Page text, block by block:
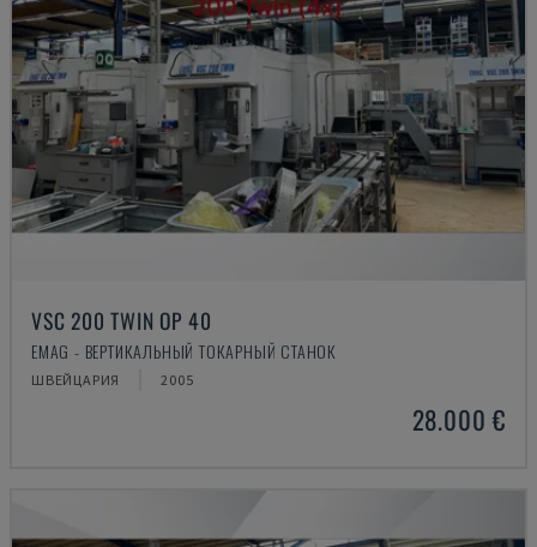
VSC 200 TWIN OP 40
EMAG - ВЕРТИКАЛЬНЫЙ ТОКАРНЫЙ СТАНОК
ШВЕЙЦАРИЯ 2005
28.000 €